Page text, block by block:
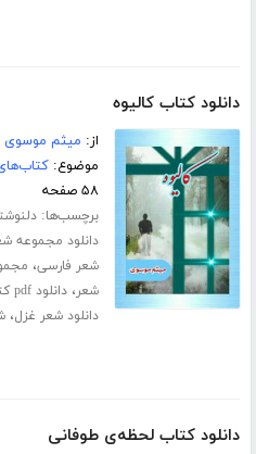
دانلود کتاب کالیوه
از: میثم موسوی
موضوع:
۵۸ صفحه
برچسب‌ها:
دانلود مجموعه
شعر فارسی،
شعر،دانلود pdf کتاب شعر
دانلود شعر غزل،
دانلود کتاب لحظه‌ی طوفانی